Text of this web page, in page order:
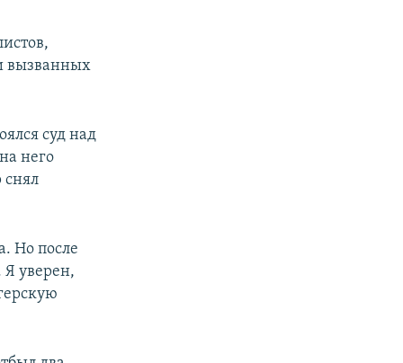
вызванных
суд над
него
Но после
Я уверен,